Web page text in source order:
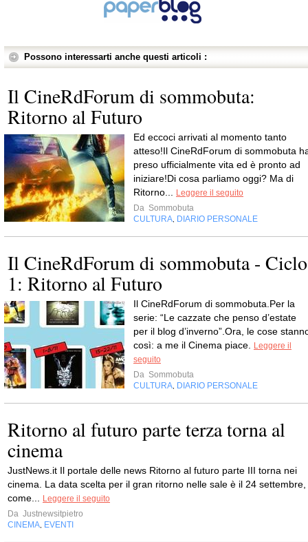
Possono interessarti anche questi articoli :
Il CineRdForum di sommobuta:
Ritorno al Futuro
Ed eccoci arrivati al momento tanto
atteso!Il CineRdForum di sommobuta
preso ufficialmente vita ed è pronto ad
iniziare!Di cosa parliamo oggi? Ma di
Ritorno...
Leggere il seguito
Da Sommobuta
CULTURA DIARIO PERSONALE
Il CineRdForum di sommobuta - Ciclo
1: Ritorno al Futuro
Il CineRdForum di sommobuta.Per la
serie: “Le cazzate che penso d’estate
per il blog d’inverno”.Ora, le cose
così: a me il Cinema piace.
Leggere il
seguito
Da Sommobuta
CULTURA DIARIO PERSONALE
Ritorno al futuro parte terza torna al
cinema
JustNews.it Il portale delle news Ritorno al futuro parte III torna nei
cinema. La data scelta per il gran ritorno nelle sale è il 24 settembre,
come...
Leggere il seguito
Da Justnewsitpietro
CINEMA EVENTI